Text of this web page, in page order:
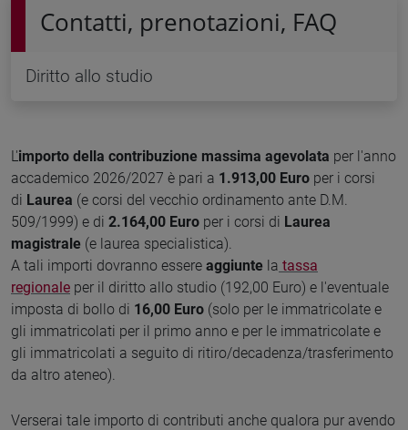
Contatti, prenotazioni, FAQ
Diritto allo studio
L'importo della contribuzione massima agevolata per l'anno
accademico 2026/2027 è pari a 1.913,00 Euro per i corsi
di Laurea (e corsi del vecchio ordinamento ante D.M.
509/1999) e di 2.164,00 Euro per i corsi di Laurea
magistrale (e laurea specialistica).
A tali importi dovranno essere aggiunte la tassa
regionale per il diritto allo studio (192,00 Euro) e l'eventuale
imposta di bollo di 16,00 Euro (solo per le immatricolate e
gli immatricolati per il primo anno e per le immatricolate e
gli immatricolati a seguito di ritiro/decadenza/trasferimento
da altro ateneo).
Verserai tale importo di contributi anche qualora pur avendo